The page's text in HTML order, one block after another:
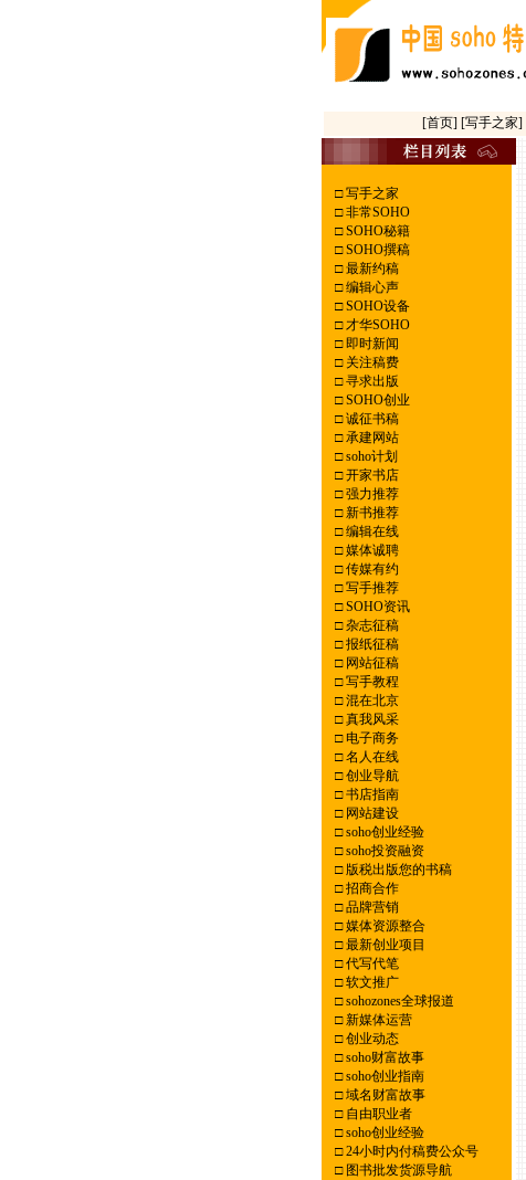
[首页] [写手之家]
□写手之家
□非常SOHO
□SOHO秘籍
□SOHO撰稿
□最新约稿
□编辑心声
□SOHO设备
□才华SOHO
□即时新闻
□关注稿费
□寻求出版
□SOHO创业
□诚征书稿
□承建网站
□soho计划
□开家书店
□强力推荐
□新书推荐
□编辑在线
□媒体诚聘
□传媒有约
□写手推荐
□SOHO资讯
□杂志征稿
□报纸征稿
□网站征稿
□写手教程
□混在北京
□真我风采
□电子商务
□名人在线
□创业导航
□书店指南
□网站建设
□soho创业经验
□soho投资融资
□版税出版您的书稿
□招商合作
□品牌营销
□媒体资源整合
□最新创业项目
□代写代笔
□软文推广
□sohozones全球报道
□新媒体运营
□创业动态
□soho财富故事
□soho创业指南
□域名财富故事
□自由职业者
□soho创业经验
□24小时内付稿费公众号
□图书批发货源导航